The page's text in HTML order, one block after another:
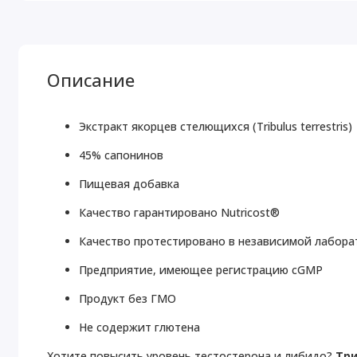
Описание
Экстракт якорцев стелющихся (Tribulus terrestris)
45% сапонинов
Пищевая добавка
Качество гарантировано Nutricost®
Качество протестировано в независимой
Предприятие, имеющее регистрацию cGMP
Продукт без ГМО
Не содержит глютена